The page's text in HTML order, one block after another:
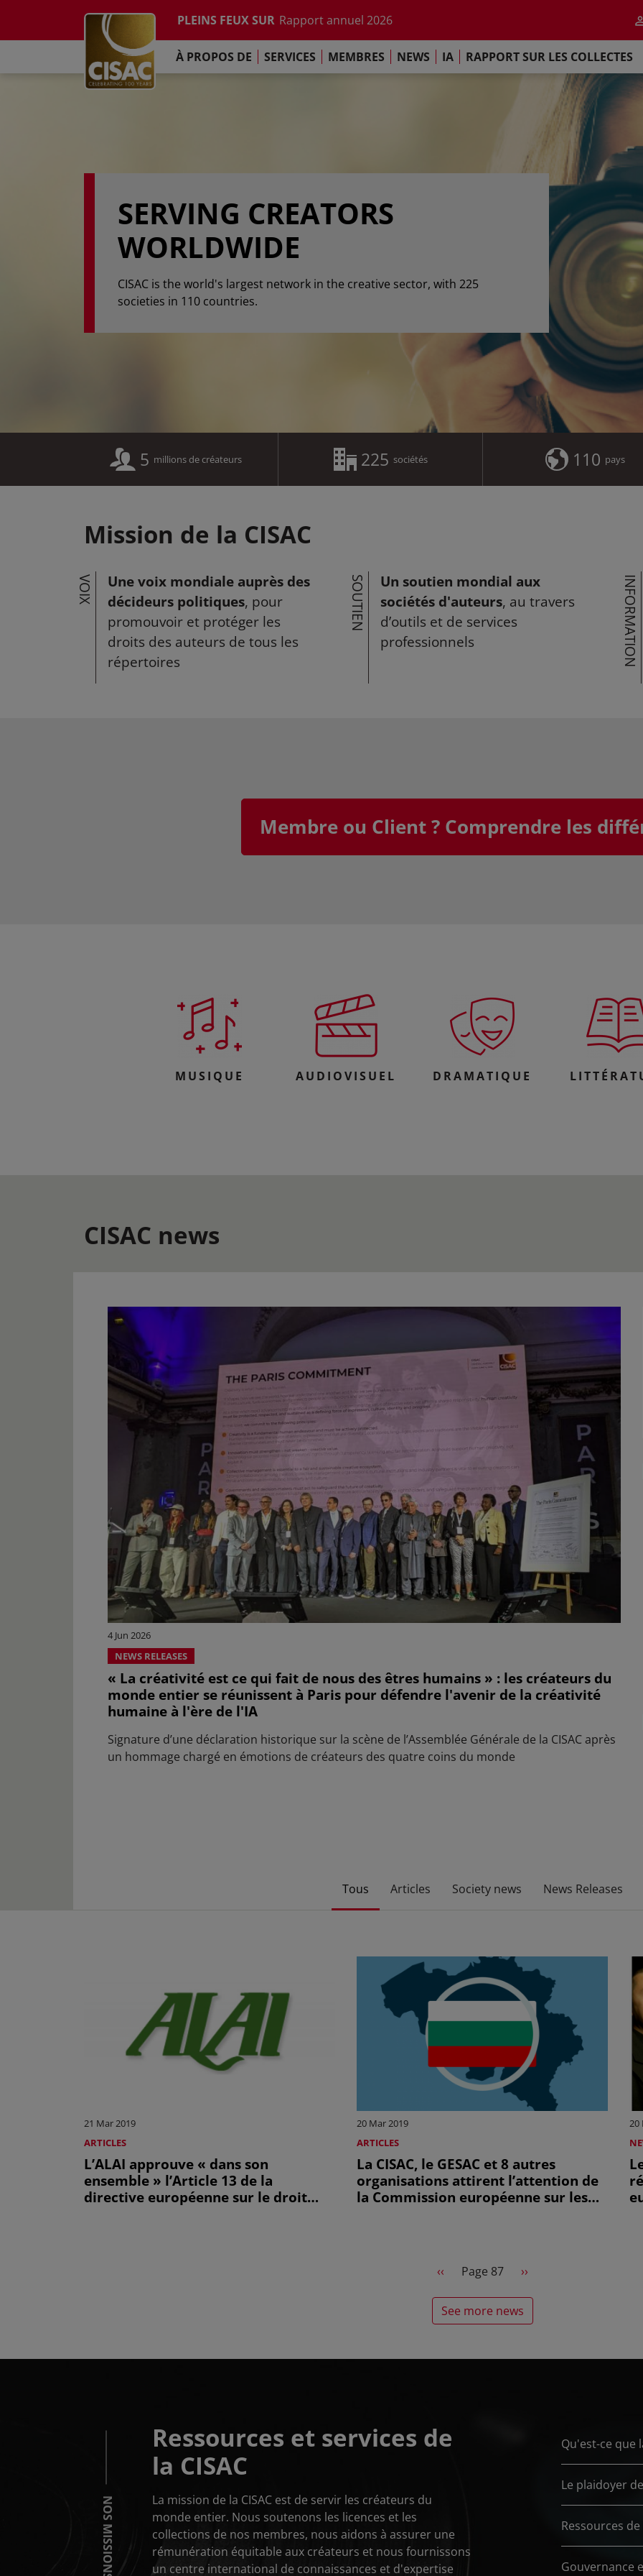
PLEINS FEUX SUR Rapport annuel 2026
L'Engagement de Paris
Rapport sur les Collectes Mondiales 2025
Etude sur l'impact de l'IA
LinkedinYoutubeInstagramFacebookTikTok
À PROPOS DE SERVICES MEMBRES NEWS IA RAPPORT SUR LES COLLECTES
SERVING CREATORS
WORLDWIDE
CISAC is the world's largest network in the creative sector, with 225
societies in 110 countries.
5 millions de créateurs 225 sociétés 110 pays
Mission de la CISAC
VOIX
Une voix mondiale auprès des
décideurs politiques, pour
promouvoir et protéger les
droits des auteurs de tous les
répertoires
SOUTIEN
Un soutien mondial aux
sociétés d'auteurs, au travers
d’outils et de services
professionnels
INFORMATION
Membre ou Client ? Comprendre les
MUSIQUE AUDIOVISUEL DRAMATIQUE
CISAC news
4 Jun 2026
NEWS RELEASES
« La créativité est ce qui fait de nous des êtres humains » : les créateurs du
monde entier se réunissent à Paris pour défendre l'avenir de la créativité
humaine à l'ère de l'IA
Signature d’une déclaration historique sur la scène de l’Assemblée Générale de la CISAC après
un hommage chargé en émotions de créateurs des quatre coins du monde
Tous Articles Society news News Releases
21 Mar 2019
ARTICLES
L’ALAI approuve « dans son
ensemble » l’Article 13 de la
directive européenne sur le droit
20 Mar 2019
ARTICLES
La CISAC, le GESAC et 8 autres
organisations attirent l’attention de
la Commission européenne sur les
20
Previous page
‹‹ Page 87 Next page
››
See more news
NOS MISSIONS
Ressources et services de
la CISAC
La mission de la CISAC est de servir les créateurs du
monde entier. Nous soutenons les licences et les
collections de nos membres, nous aidons à assurer une
rémunération équitable aux créateurs et nous fournissons
un centre international de connaissances et d'expertise
Qu'est-ce que
Le plaidoyer
Ressources de
Gouvernance